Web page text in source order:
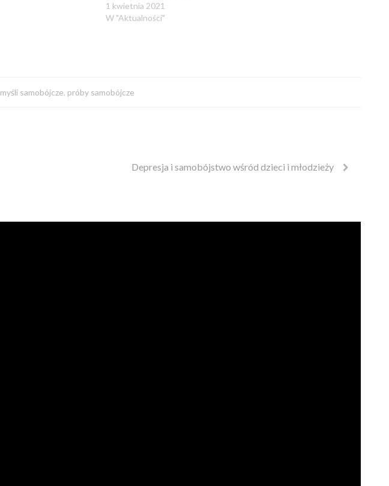
1 kwietnia 2021
W "Aktualności"
myśli samobójcze, próby samobójcze
Depresja i samobójstwo wśród dzieci i młodzieży